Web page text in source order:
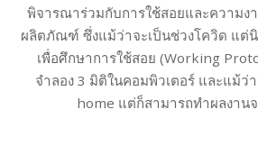
พิจารณาร่วมกับการใช้สอยและความ
ผลิตภัณฑ์ ซึ่งแม้ว่าจะเป็นช่วงโควิด แต่
เพื่อศึกษาการใช้สอย (Working
จำลอง 3 มิติในคอมพิวเตอร์ และแม้ว่
home แต่ก็สามารถทำผลงาน